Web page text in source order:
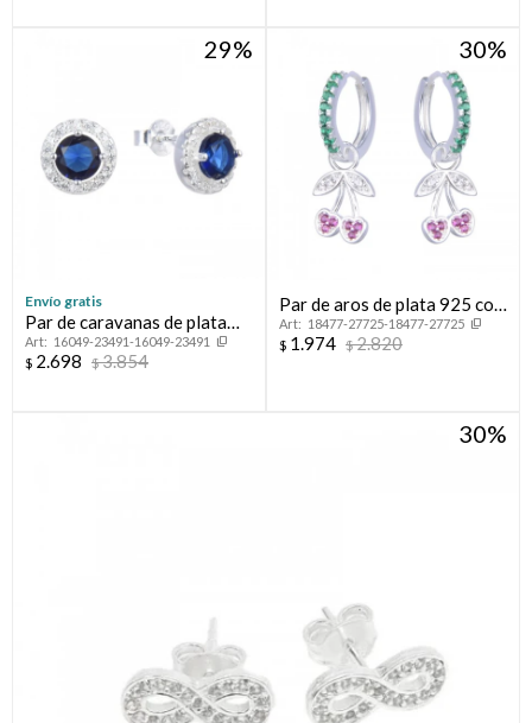
29
Envío gratis
Par de caravanas de plata
925 con circonias.
16049-23491-16049-23491
$ 2.698 $3.854
30
Par de aros de plata 925 con
circonias.
18477-27725-18477-27725
$ 1.974 $2.820
30